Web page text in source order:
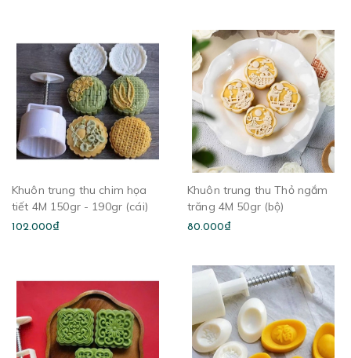
Khuôn trung thu chim họa
tiết 4M 150gr - 190gr (cái)
102.000₫
Khuôn trung thu Thỏ ngắm
trăng 4M 50gr (bộ)
80.000₫